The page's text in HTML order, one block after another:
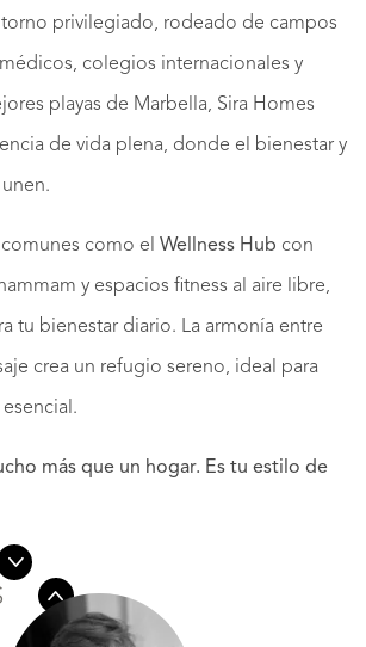
privilegiado, rodeado de campos
colegios internacionales y
playas de Marbella, Sira Homes
de vida plena, donde el bienestar y
como el Wellness Hub con
y espacios fitness al aire libre,
tu bienestar diario. La armonía entre
crea un refugio sereno, ideal para
más que un hogar. Es tu estilo de